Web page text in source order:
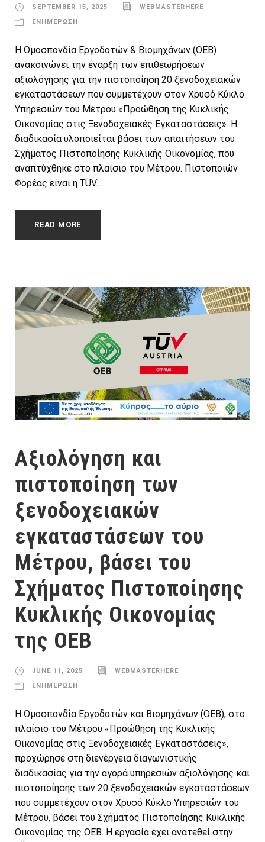
SEPTEMBER 15, 2025
WEBMASTERHERE
ΕΝΗΜΈΡΩΣΗ
Η Ομοσπονδία Εργοδοτών & Βιομηχάνων (ΟΕΒ)
ανακοινώνει την έναρξη των επιθεωρήσεων
αξιολόγησης για την πιστοποίηση 20 ξενοδοχειακών
εγκαταστάσεων που συμμετέχουν στον Χρυσό Κύκλο
Υπηρεσιών του Μέτρου «Προώθηση της Κυκλικής
Οικονομίας στις Ξενοδοχειακές Εγκαταστάσεις». Η
διαδικασία υλοποιείται βάσει των απαιτήσεων του
Σχήματος Πιστοποίησης Κυκλικής Οικονομίας, που
αναπτύχθηκε στο πλαίσιο του Μέτρου. Πιστοποιών
Φορέας είναι η TÜV...
READ MORE
Αξιολόγηση και
πιστοποίηση των
ξενοδοχειακών
εγκαταστάσεων του
Μέτρου, βάσει του
Σχήματος Πιστοποίησης
Κυκλικής Οικονομίας
της ΟΕΒ
JUNE 11, 2025
WEBMASTERHERE
ΕΝΗΜΈΡΩΣΗ
Η Ομοσπονδία Εργοδοτών και Βιομηχάνων (ΟΕΒ), στο
πλαίσιο του Μέτρου «Προώθηση της Κυκλικής
Οικονομίας στις Ξενοδοχειακές Εγκαταστάσεις»,
προχώρησε στη διενέργεια διαγωνιστικής
διαδικασίας για την αγορά υπηρεσιών αξιολόγησης και
πιστοποίησης των 20 ξενοδοχειακών εγκαταστάσεων
που συμμετέχουν στον Χρυσό Κύκλο Υπηρεσιών του
Μέτρου, βάσει του Σχήματος Πιστοποίησης Κυκλικής
Οικονομίας της ΟΕΒ. Η εργασία έχει ανατεθεί στην